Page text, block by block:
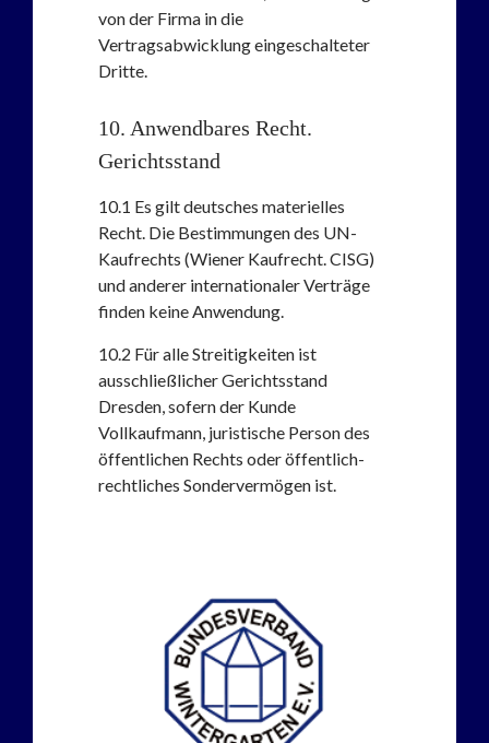
von der Firma in die
Vertragsabwicklung eingeschalteter
Dritte.
10. Anwendbares Recht.
Gerichtsstand
10.1 Es gilt deutsches materielles
Recht. Die Bestimmungen des UN-
Kaufrechts (Wiener Kaufrecht. CISG)
und anderer internationaler Verträge
finden keine Anwendung.
10.2 Für alle Streitigkeiten ist
ausschließlicher Gerichtsstand
Dresden, sofern der Kunde
Vollkaufmann, juristische Person des
öffentlichen Rechts oder öffentlich-
rechtliches Sondervermögen ist.